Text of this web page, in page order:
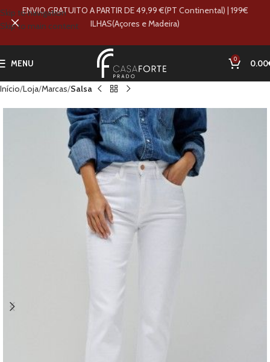
Skip to navigation
Skip to main content
MENU 0 0.00
Início Loja Marcas Salsa
ENVIO GRATUITO A PARTIR DE 49,99 €(PT Continental) | 199€
ILHAS(Açores e Madeira)